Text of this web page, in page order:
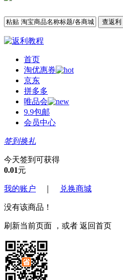
查返利
首页
淘优惠券
京东
拼多多
唯品会
9.9包邮
会员中心
签到换礼
今天签到可获得
0.01元
我的账户 兑换商城
没有该商品！
刷新当前页面 ，或者 返回首页